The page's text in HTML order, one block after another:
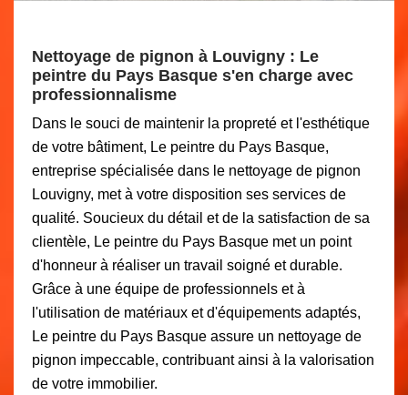
Nettoyage de pignon à Louvigny : Le
peintre du Pays Basque s'en charge avec
professionnalisme
Dans le souci de maintenir la propreté et l'esthétique
de votre bâtiment, Le peintre du Pays Basque,
entreprise spécialisée dans le nettoyage de pignon
Louvigny, met à votre disposition ses services de
qualité. Soucieux du détail et de la satisfaction de sa
clientèle, Le peintre du Pays Basque met un point
d'honneur à réaliser un travail soigné et durable.
Grâce à une équipe de professionnels et à
l'utilisation de matériaux et d'équipements adaptés,
Le peintre du Pays Basque assure un nettoyage de
pignon impeccable, contribuant ainsi à la valorisation
de votre immobilier.